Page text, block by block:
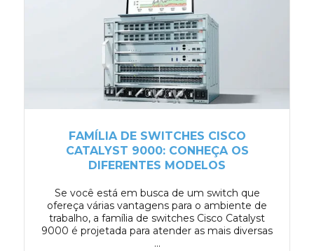
FAMÍLIA DE SWITCHES CISCO
CATALYST 9000: CONHEÇA OS
DIFERENTES MODELOS
Se você está em busca de um switch que
ofereça várias vantagens para o ambiente de
trabalho, a família de switches Cisco Catalyst
9000 é projetada para atender as mais diversas
...